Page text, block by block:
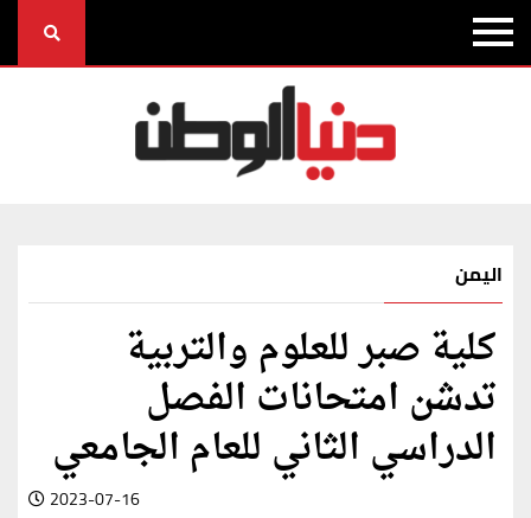
اليمن
كلية صبر للعلوم والتربية
تدشن امتحانات الفصل
الدراسي الثاني للعام الجامعي
2023-07-16